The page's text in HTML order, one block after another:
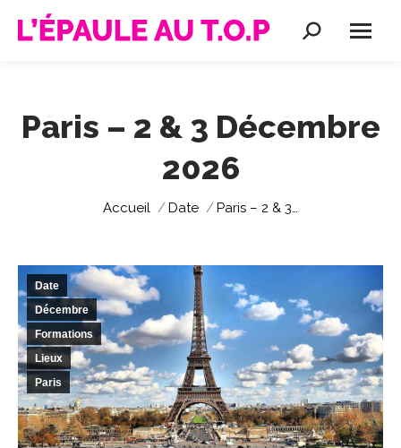
Recherche
Paris – 2 & 3 Décembre
2026
Vous êtes ici :
Accueil Date Paris – 2 & 3…
Date
Décembre
Formations
Lieux
Paris